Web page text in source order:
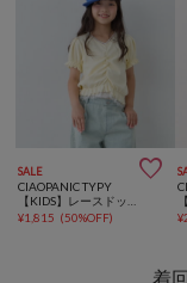
SALE 
CIAOPANIC TYPY
¥1,815 (50%OFF)
¥
着